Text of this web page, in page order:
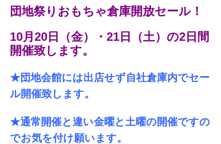
団地祭りおもちゃ倉庫開放セール！
10月20日（金）・21日（土）の2日間
開催致します。
★団地会館には出店せず自社倉庫内でセー
ル開催致します。
★通常開催と違い金曜と土曜の開催ですの
でお気を付け願います。